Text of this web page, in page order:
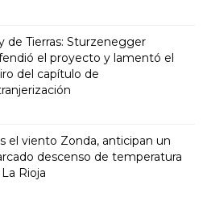
de Tierras: Sturzenegger
el proyecto y lamentó el
del capítulo de
el viento Zonda, anticipan un
descenso de temperatura
Rioja